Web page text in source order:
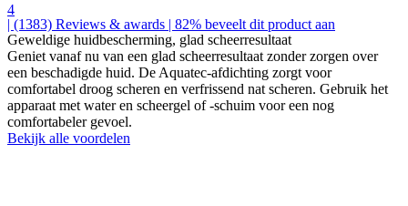
4
| (1383) Reviews & awards | 82% beveelt dit product aan
Geweldige huidbescherming, glad scheerresultaat
Geniet vanaf nu van een glad scheerresultaat zonder zorgen over
een beschadigde huid. De Aquatec-afdichting zorgt voor
comfortabel droog scheren en verfrissend nat scheren. Gebruik het
apparaat met water en scheergel of -schuim voor een nog
comfortabeler gevoel.
Bekijk alle voordelen